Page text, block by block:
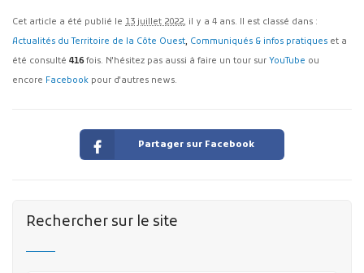
Cet article a été publié le 13 juillet 2022, il y a 4 ans. Il est classé dans :
Actualités du Territoire de la Côte Ouest, Communiqués & infos pratiques et a
été consulté 416fois. N'hésitez pas aussi à faire un tour sur YouTube ou
encore Facebook pour d'autres news.
Partager sur Facebook
Rechercher sur le site